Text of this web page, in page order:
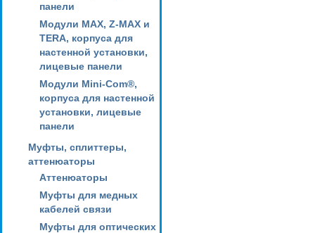
панели
Модули MAX, Z-MAX и
TERA, корпуса для
настенной установки,
лицевые панели
Модули Mini-Com®,
корпуса для настенной
установки, лицевые
панели
Муфты, сплиттеры,
аттенюаторы
Аттенюаторы
Муфты для медных
кабелей связи
Муфты для оптических